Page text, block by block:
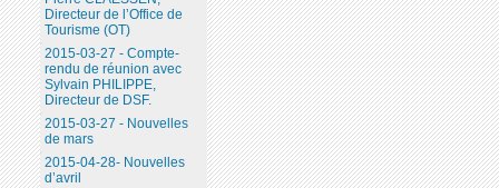
Directeur de l’Office de
Tourisme (OT)
2015-03-27 - Compte-
rendu de réunion avec
Sylvain PHILIPPE,
Directeur de DSF.
2015-03-27 - Nouvelles
de mars
2015-04-28- Nouvelles
d’avril